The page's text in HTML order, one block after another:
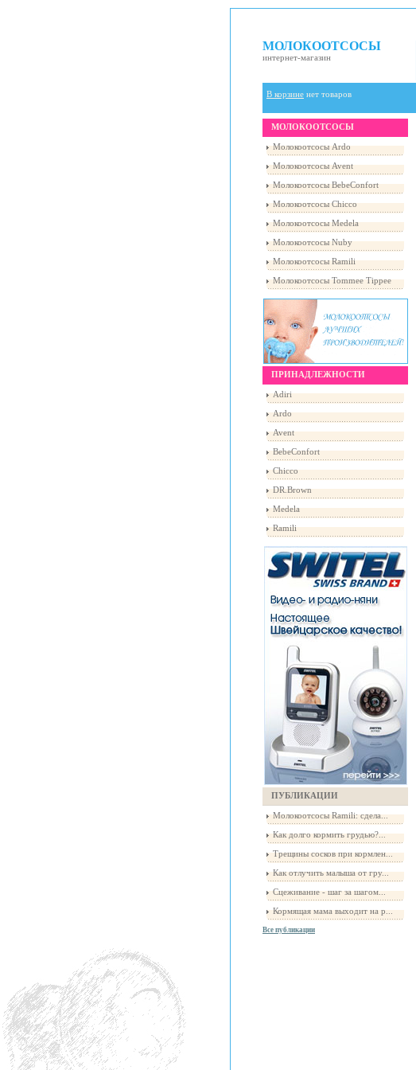
МОЛОКООТСОСЫ
интернет-магазин
В корзине нет товаров
МОЛОКООТСОСЫ
Молокоотсосы Ardo
Молокоотсосы Avent
Молокоотсосы BebeConfort
Молокоотсосы Chicco
Молокоотсосы Medela
Молокоотсосы Nuby
Молокоотсосы Ramili
Молокоотсосы Tommee Tippee
ПРИНАДЛЕЖНОСТИ
Adiri
Ardo
Avent
BebeConfort
Chicco
DR.Brown
Medela
Ramili
ПУБЛИКАЦИИ
Молокоотсосы Ramili: сдела...
Как долго кормить грудью?...
Трещины сосков при кормлен...
Как отлучить малыша от гру...
Сцеживание - шаг за шагом...
Кормящая мама выходит на р...
Все публикации